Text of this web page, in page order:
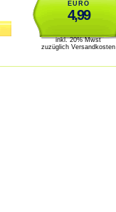
EURO
4,99
inkl. 20% Mwst
zuzüglich Versandkosten